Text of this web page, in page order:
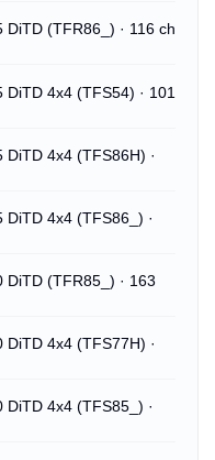
(TFR86_) · 116 ch
4x4 (TFS54) · 101
4x4 (TFS86H) ·
4x4 (TFS86_) ·
(TFR85_) · 163
4x4 (TFS77H) ·
4x4 (TFS85_) ·